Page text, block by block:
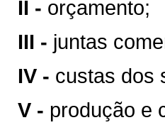
II - orçamento;
III - juntas
IV - custas dos
V - produção e